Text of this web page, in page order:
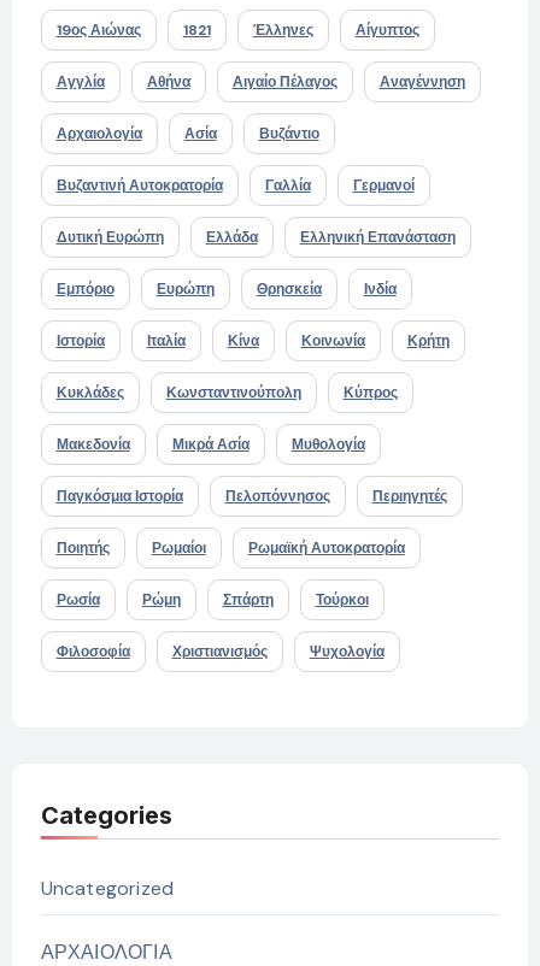
19ος Αιώνας 1821 Έλληνες Αίγυπτος
Αγγλία Αθήνα Αιγαίο Πέλαγος Αναγέννηση
Αρχαιολογία Ασία Βυζάντιο
Βυζαντινή Αυτοκρατορία Γαλλία Γερμανοί
Δυτική Ευρώπη Ελλάδα Ελληνική Επανάσταση
Εμπόριο Ευρώπη Θρησκεία Ινδία
Ιστορία Ιταλία Κίνα Κοινωνία Κρήτη
Κυκλάδες Κωνσταντινούπολη Κύπρος
Μακεδονία Μικρά Ασία Μυθολογία
Παγκόσμια Ιστορία Πελοπόννησος Περιηγητές
Ποιητής Ρωμαίοι Ρωμαϊκή Αυτοκρατορία
Ρωσία Ρώμη Σπάρτη Τούρκοι
Φιλοσοφία Χριστιανισμός Ψυχολογία
Categories
Uncategorized
ΑΡΧΑΙΟΛΟΓΙΑ